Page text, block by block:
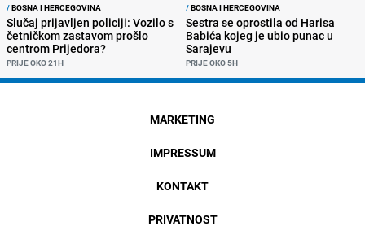
/BOSNA I HERCEGOVINA
Slučaj prijavljen policiji: Vozilo s
četničkom zastavom prošlo
centrom Prijedora?
PRIJE OKO 21H
/BOSNA I HERCEGOVINA
Sestra se oprostila od Harisa
Babića kojeg je ubio punac u
Sarajevu
PRIJE OKO 5H
MARKETING
IMPRESSUM
KONTAKT
PRIVATNOST